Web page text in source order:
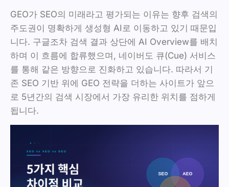
GEO가 SEO의 미래라고 평가되는 이유는 향후 검색의
주도권이 명확하게 생성형 AI로 이동하고 있기 때문입
니다. 구글조차 검색 결과 상단에 AI Overview를 배치
하며 이 흐름에 합류했으며, 네이버도 큐(Cue) 서비스
를 통해 같은 방향으로 진화하고 있습니다. 따라서 기
존 SEO 기반 위에 GEO 전략을 더하는 사이트가 앞으
로 5년간의 검색 시장에서 가장 유리한 위치를 점하게
됩니다.